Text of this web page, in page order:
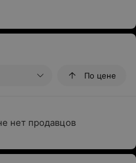
По цене
нет продавцов